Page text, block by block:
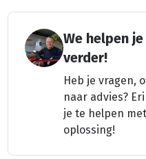
We helpen
verder!
Heb je vragen,
naar advies?
je te helpen
oplossing!